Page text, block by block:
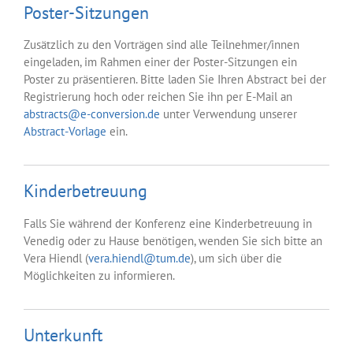
Poster-Sitzungen
Zusätzlich zu den Vorträgen sind alle Teilnehmer/innen
eingeladen, im Rahmen einer der Poster-Sitzungen ein
Poster zu präsentieren. Bitte laden Sie Ihren Abstract bei der
Registrierung hoch oder reichen Sie ihn per E-Mail an
abstracts@e-conversion.de unter Verwendung unserer
Abstract-Vorlage ein.
Kinderbetreuung
Falls Sie während der Konferenz eine Kinderbetreuung in
Venedig oder zu Hause benötigen, wenden Sie sich bitte an
Vera Hiendl (vera.hiendl@tum.de), um sich über die
Möglichkeiten zu informieren.
Unterkunft